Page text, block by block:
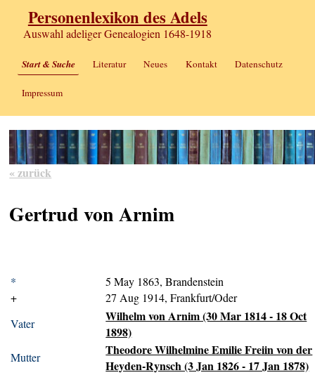
Personenlexikon des Adels
Auswahl adeliger Genealogien 1648-1918
Start & Suche Literatur Neues Kontakt Datenschutz
Impressum
« zurück
Gertrud von Arnim
*
5 May 1863, Brandenstein
+
27 Aug 1914, Frankfurt/Oder
Vater
Wilhelm von Arnim (30 Mar 1814 - 18 Oct
1898)
Mutter
Theodore Wilhelmine Emilie Freiin von der
Heyden-Rynsch (3 Jan 1826 - 17 Jan 1878)